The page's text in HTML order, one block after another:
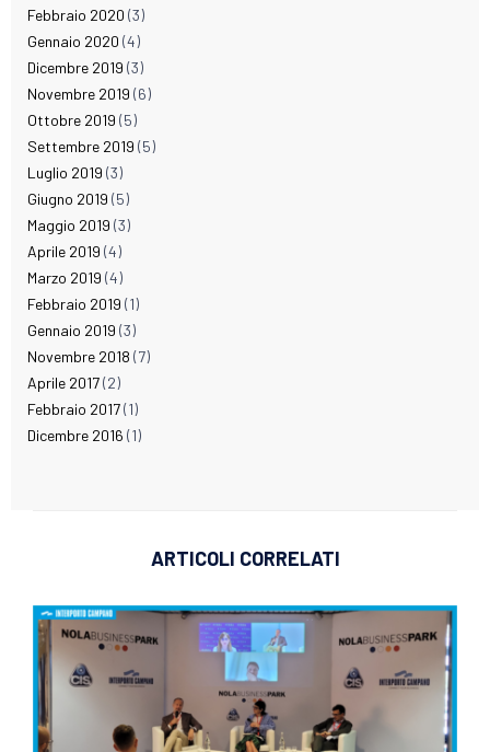
Febbraio 2020 (3)
Gennaio 2020 (4)
Dicembre 2019 (3)
Novembre 2019 (6)
Ottobre 2019 (5)
Settembre 2019 (5)
Luglio 2019 (3)
Giugno 2019 (5)
Maggio 2019 (3)
Aprile 2019 (4)
Marzo 2019 (4)
Febbraio 2019 (1)
Gennaio 2019 (3)
Novembre 2018 (7)
Aprile 2017(2)
Febbraio 2017(1)
Dicembre 2016 (1)
ARTICOLI CORRELATI